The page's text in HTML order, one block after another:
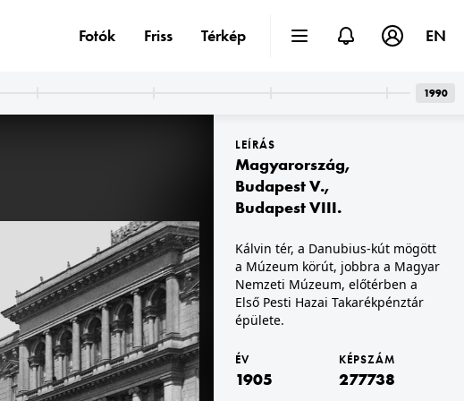
1905 · Máramarossziget
Főtér 16., ifj. Osztapovics Ferenc fényképészeti és festészeti műterme.
1905
1905 · Budapest IX.
Üllői út 41., Donáth fényképészeti műterme.
LEÍRÁS
Magyarország,
Budapest V.,
Budapest VIII.
Kálvin tér, a Danubius-kút mögött
a Múzeum körút, jobbra a Magyar
Nemzeti Múzeum, előtérben a
Első Pesti Hazai Takarékpénztár
épülete.
ÉV
1905
KÉPSZÁM
277738
Fotók Friss Térkép EN
1990